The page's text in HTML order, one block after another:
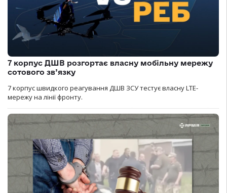
7 корпус ДШВ розгортає власну мобільну мережу
сотового зв’язку
7 корпус швидкого реагування ДШВ ЗСУ тестує власну LTE-
мережу на лінії фронту.